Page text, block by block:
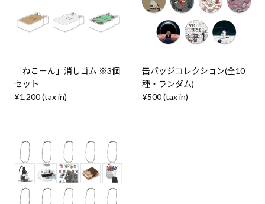
「ねこーん」消しゴム ※3個
セット
¥1,200 (tax in)
缶バッジコレクション(全10
種・ランダム)
¥500 (tax in)